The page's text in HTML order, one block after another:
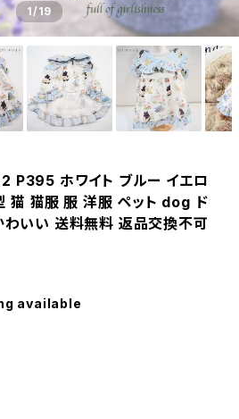
1/19
P395 ホワイト ブルー イエロ
猫 猫服 服 洋服 ペット dog ド
わいい 送料無料 返品交換不可
available